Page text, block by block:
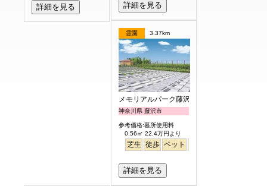
詳細を見る 詳細を見る
霊園 3.37km
メモリアルパーク藤沢
神奈川県 藤沢市
参考価格:墓所使用料
0.56㎡ 22.4万円より
芝生 徒歩 ペット
詳細を見る